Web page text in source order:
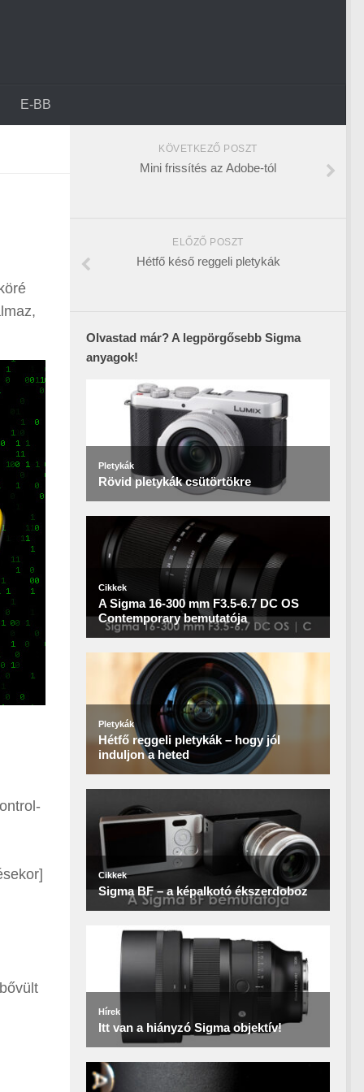
E-BB
KÖVETKEZŐ POSZT
Mini frissítés az Adobe-tól
ELŐZŐ POSZT
Hétfő késő reggeli pletykák
Olvastad már? A legpörgősebb Sigma
anyagok!